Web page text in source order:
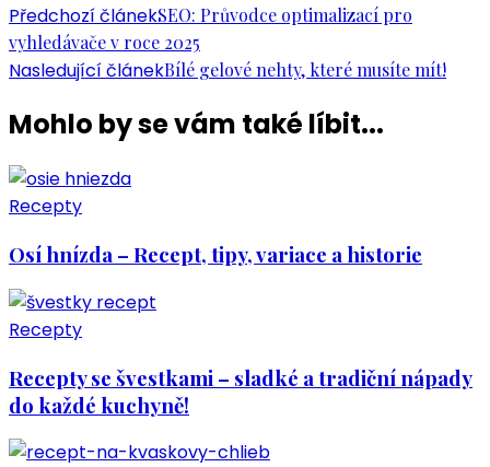
Navigace
příspěvku
Předchozí článekSEO: Průvodce optimalizací pro
vyhledávače v roce 2025
Nasledující článekBílé gelové nehty, které musíte mít!
Mohlo by se vám také líbit...
Recepty
Osí hnízda – Recept, tipy, variace a historie
Recepty
Recepty se švestkami – sladké a tradiční nápady
do každé kuchyně!